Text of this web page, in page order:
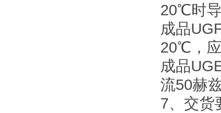
20℃时
成品
20℃，
成品
流50赫
7、交货